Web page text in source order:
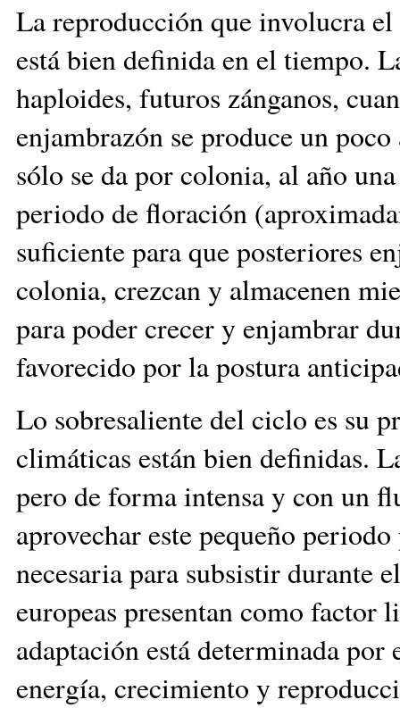
La reproducción que involucra
está bien definida en el tiempo.
haploides, futuros zánganos,
enjambrazón se produce un
sólo se da por colonia, al año
periodo de floración
suficiente para que posteriores
colonia, crezcan y almacenen
para poder crecer y enjambrar
favorecido por la postura
Lo sobresaliente del ciclo es su
climáticas están bien definidas.
pero de forma intensa y con un
aprovechar este pequeño
necesaria para subsistir durante
europeas presentan como
adaptación está determinada
energía, crecimiento y